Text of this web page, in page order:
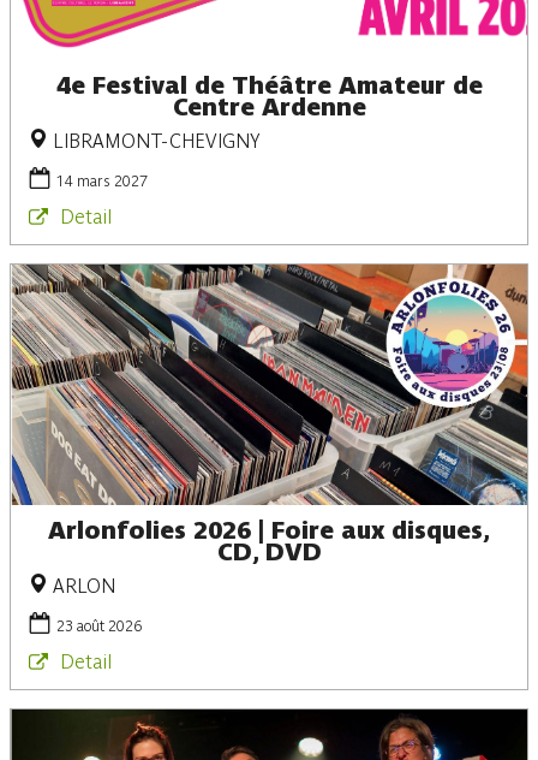
4e Festival de Théâtre Amateur de
Centre Ardenne
LIBRAMONT-CHEVIGNY
14 mars 2027
Detail
Arlonfolies 2026 | Foire aux disques,
CD, DVD
ARLON
23 août 2026
Detail